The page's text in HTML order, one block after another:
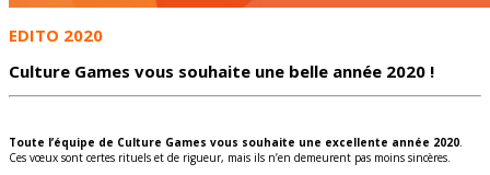
EDITO 2020
Culture Games vous souhaite une belle année 2020 !
Toute l’équipe de Culture Games vous souhaite une excellente année 2020.
Ces vœux sont certes rituels et de rigueur, mais ils n’en demeurent pas moins sincères.